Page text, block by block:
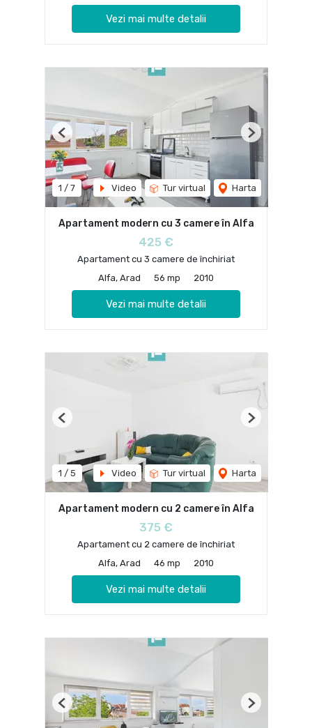
Vezi mai multe detalii
1 / 7 Video Tur virtual Harta
Previous Next
Apartament modern cu 3 camere în Alfa
425 €
Apartament cu 3 camere de închiriat
Alfa, Arad
56 mp 2010
Vezi mai multe detalii
1 / 5 Video Tur virtual Harta
Previous Next
Apartament modern cu 2 camere în Alfa
375 €
Apartament cu 2 camere de închiriat
Alfa, Arad
46 mp 2010
Vezi mai multe detalii
Previous Next